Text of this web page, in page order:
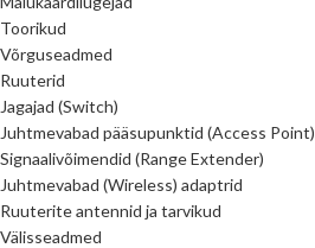
Toorikud
Võrguseadmed
Ruuterid
Jagajad (Switch)
Juhtmevabad pääsupunktid (Access Point)
Signaalivõimendid (Range Extender)
Juhtmevabad (Wireless) adaptrid
Ruuterite antennid ja tarvikud
Välisseadmed